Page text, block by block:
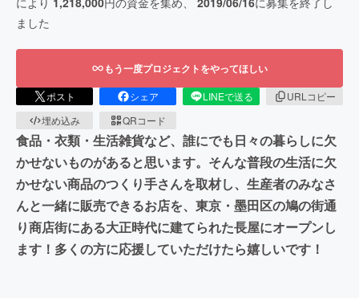
ました
もう一度プロジェクトをやってほしい
ポスト シェア LINEで送る
URLコピー
埋め込み
QRコード
食品・衣類・生活雑貨など、誰にでも日々の暮らしに欠
かせないものがあると思います。そんな普段の生活に欠
かせない商品のつくり手さんを取材し、生産者のみなさ
んと一緒に販売できるお店を、東京・墨田区の鳩の街通
り商店街にある大正時代に建てられた長屋にオープンし
ます！多くの方に応援していただけたら嬉しいです！